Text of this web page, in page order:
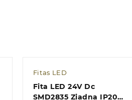
Fitas LED
Fita LED 24V Dc
SMD2835 Ziadna IP20